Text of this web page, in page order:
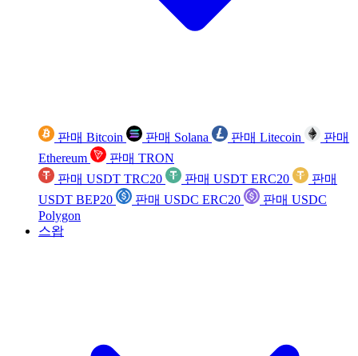
판매 Bitcoin 판매 Solana 판매 Litecoin
판매
Ethereum
판매 TRON
판매 USDT TRC20
판매 USDT ERC20
판매
USDT BEP20
판매 USDC ERC20
판매 USDC
Polygon
스왑